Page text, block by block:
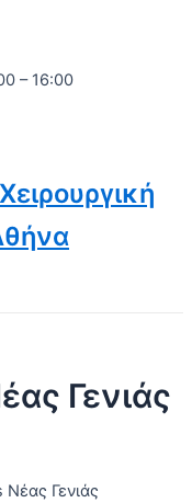
– 16:00
Γενιάς
Γενιάς